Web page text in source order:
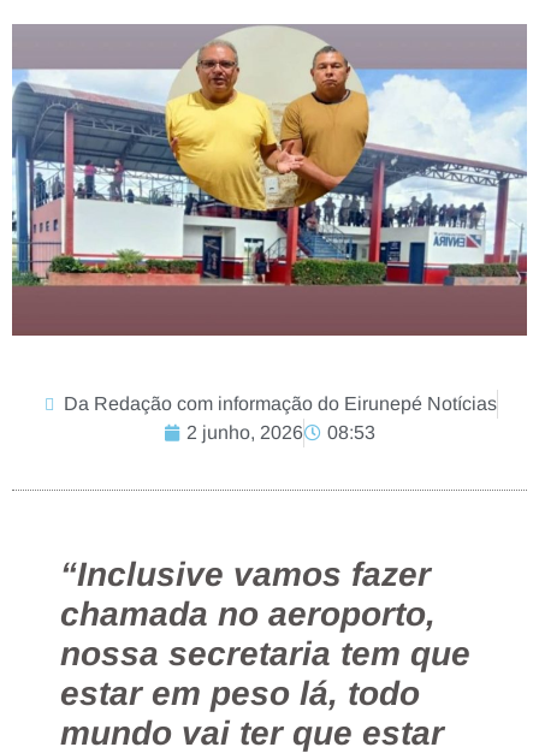
Da Redação com informação do Eirunepé Notícias
2 junho, 2026
08:53
“Inclusive vamos fazer
chamada no aeroporto,
nossa secretaria tem que
estar em peso lá, todo
mundo vai ter que estar